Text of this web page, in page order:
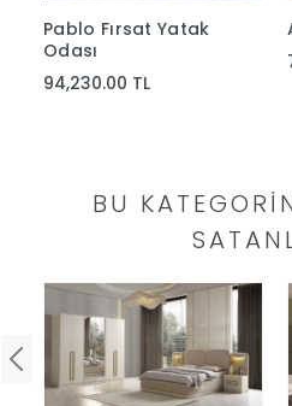
Pablo Fırsat Yatak
Odası
94,230.00 TL
BU